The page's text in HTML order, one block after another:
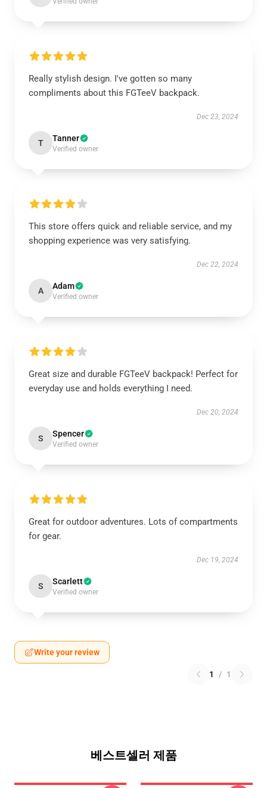
Really stylish design. I've gotten so many
compliments about this FGTeeV backpack.
Dec 23, 2024
T Tanner
Verified owner
This store offers quick and reliable service, and my
shopping experience was very satisfying.
Dec 22, 2024
A Adam
Verified owner
Great size and durable FGTeeV backpack! Perfect for
everyday use and holds everything I need.
Dec 20, 2024
S Spencer
Verified owner
Great for outdoor adventures. Lots of compartments
for gear.
Dec 19, 2024
S Scarlett
Verified owner
Write your review
1 / 1
베스트셀러 제품